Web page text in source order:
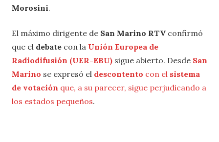
Morosini.
El máximo dirigente de San Marino RTV confirmó
que el debate con la Unión Europea de
Radiodifusión (UER-EBU) sigue abierto. Desde San
Marino se expresó el descontento con el sistema
de votación que, a su parecer, sigue perjudicando a
los estados pequeños.